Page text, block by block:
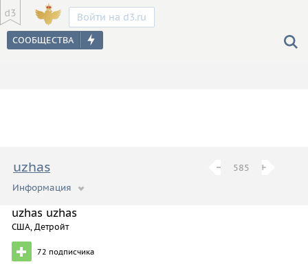
Войти на d3.ru
− 585 +
uzhas
Информация
https://www.youtube.com/watch?v=giC3–LnnV4c
uzhas uzhas
США, Детройт
72 подписчика